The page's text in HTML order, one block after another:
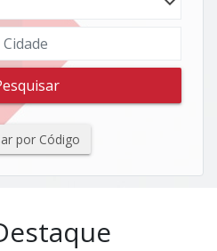
por Código